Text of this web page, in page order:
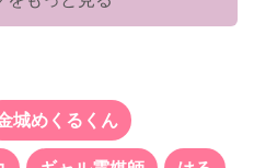
城めくるくん